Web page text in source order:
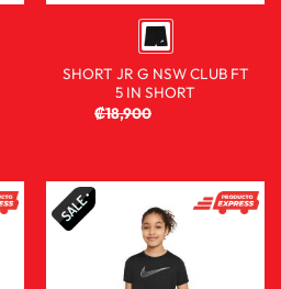
SHORT JR G NSW CLUB FT
5 IN SHORT
₡18,900